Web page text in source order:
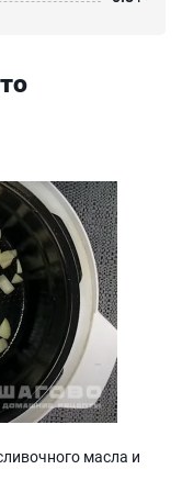
масла и